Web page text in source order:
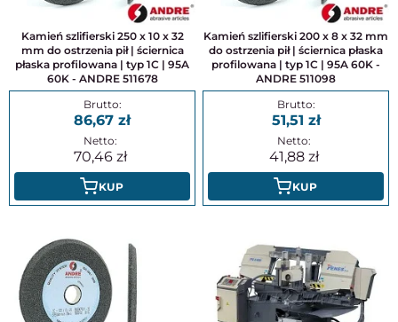
Kamień szlifierski 250 x 10 x 32
mm do ostrzenia pił | ściernica
płaska profilowana | typ 1C | 95A
60K - ANDRE 511678
86,67
70,46
KUP
Kamień szlifierski 200 x 8 x 32 mm
do ostrzenia pił | ściernica płaska
profilowana | typ 1C | 95A 60K -
ANDRE 511098
51,51
41,88
KUP